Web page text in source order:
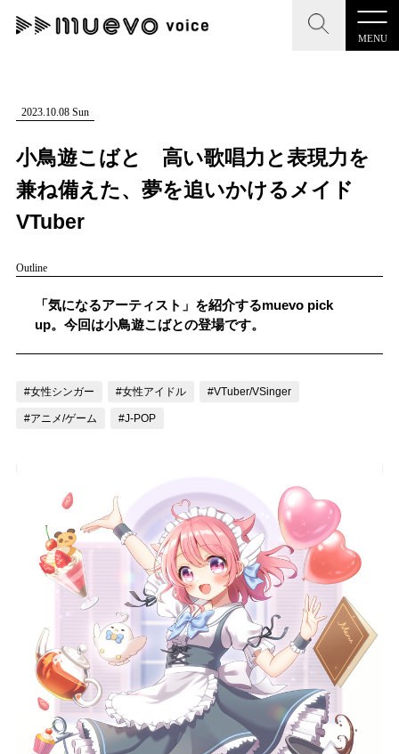
MENU
CLOSE
記事を検索する
#男性シンガー #HR/HM #女性シンガー
CLOSE
"読者の声を形にする”音楽特化メディア
記事一覧
プレスリリース一覧
お問い合わせ
記事リクエスト
muevoクラウドファンディング
muevoコミュニティ
ぶいクラ！by muevo
ぶいコミュ！by muevo
ぶいマガ！ by muevo
2023.10.08 Sun
小鳥遊こばと 高い歌唱力と表現力を
兼ね備えた、夢を追いかけるメイド
VTuber
Outline
「気になるアーティスト」を紹介するmuevo pick
up。今回は小鳥遊こばとの登場です。
#女性シンガー #女性アイドル #VTuber/VSinger
#アニメ/ゲーム #J-POP